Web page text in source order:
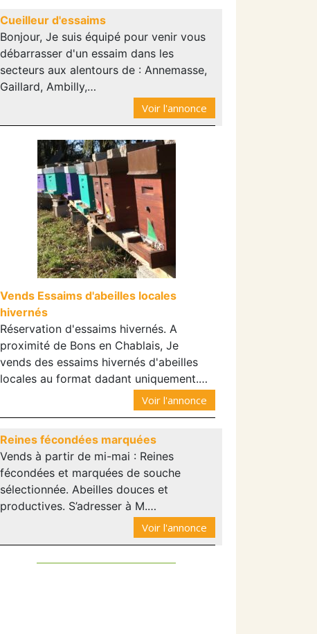
Cueilleur d'essaims
Bonjour, Je suis équipé pour venir vous
débarrasser d'un essaim dans les
secteurs aux alentours de : Annemasse,
Gaillard, Ambilly,…
Voir l'annonce
Vends Essaims d'abeilles locales
hivernés
Réservation d'essaims hivernés. A
proximité de Bons en Chablais, Je
vends des essaims hivernés d'abeilles
locales au format dadant uniquement.…
Voir l'annonce
Reines fécondées marquées
Vends à partir de mi-mai : Reines
fécondées et marquées de souche
sélectionnée. Abeilles douces et
productives. S’adresser à M.…
Voir l'annonce